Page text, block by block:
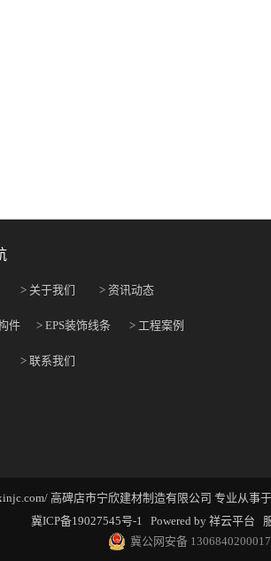
> 关于我们 > 资讯动态
件 > EPS装饰线条 > 工程案例
> 联系我们
高碑店市宁欣建材制造有限公司 专业从事于
冀ICP备19027545号-1 Powered by 祥云平台
冀公网安备